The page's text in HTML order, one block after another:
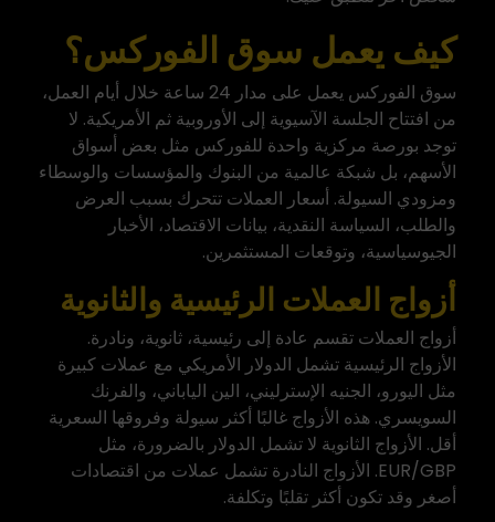
كيف يعمل سوق الفوركس؟
سوق الفوركس يعمل على مدار 24 ساعة خلال أيام العمل،
من افتتاح الجلسة الآسيوية إلى الأوروبية ثم الأمريكية. لا
توجد بورصة مركزية واحدة للفوركس مثل بعض أسواق
الأسهم، بل شبكة عالمية من البنوك والمؤسسات والوسطاء
ومزودي السيولة. أسعار العملات تتحرك بسبب العرض
والطلب، السياسة النقدية، بيانات الاقتصاد، الأخبار
الجيوسياسية، وتوقعات المستثمرين.
أزواج العملات الرئيسية والثانوية
أزواج العملات تقسم عادة إلى رئيسية، ثانوية، ونادرة.
الأزواج الرئيسية تشمل الدولار الأمريكي مع عملات كبيرة
مثل اليورو، الجنيه الإسترليني، الين الياباني، والفرنك
السويسري. هذه الأزواج غالبًا أكثر سيولة وفروقها السعرية
أقل. الأزواج الثانوية لا تشمل الدولار بالضرورة، مثل
EUR/GBP. الأزواج النادرة تشمل عملات من اقتصادات
أصغر وقد تكون أكثر تقلبًا وتكلفة.